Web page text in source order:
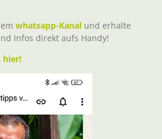
whatsapp-Kanal und erhalte
Infos direkt aufs Handy!
hier!